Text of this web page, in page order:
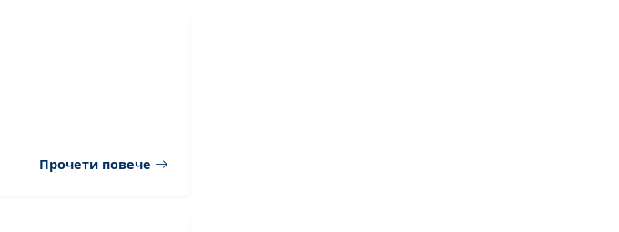
Прочети повече